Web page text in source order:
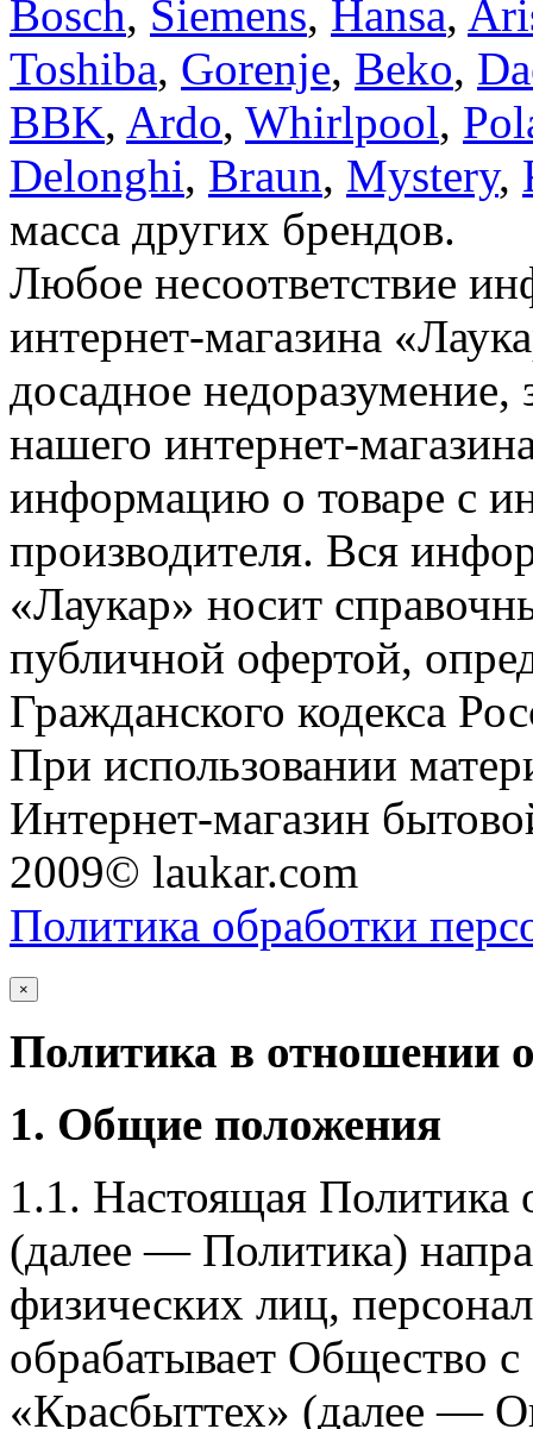
Bosch, Siemens, Hansa,
Toshiba, Gorenje, Beko,
BBK, Ardo, Whirlpool,
Delonghi, Braun, Mystery,
масса других брендов.
Любое несоответствие
интернет-магазина
досадное недоразумение,
нашего интернет-
информацию о товаре с
производителя. Вся
«Лаукар» носит
публичной офертой,
Гражданского кодекса
При использовании
Интернет-магазин
2009© laukar.com
Политика обработки
×
Политика в отношении
1. Общие положения
1.1. Настоящая Политика
(далее — Политика)
физических лиц,
обрабатывает Общество
«Красбыттех» (далее —